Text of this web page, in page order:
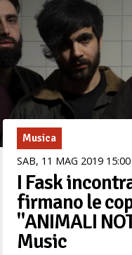
Musica
SAB, 11 MAG 2019 1500
I Fask
firmano le
"ANIMALI
Music